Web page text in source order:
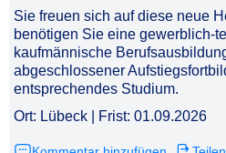
Sie freuen sich auf diese neue
benötigen Sie eine gewerblich-
kaufmännische
abgeschlossener
entsprechendes Studium.
Ort: Lübeck | Frist: 01.09.2026